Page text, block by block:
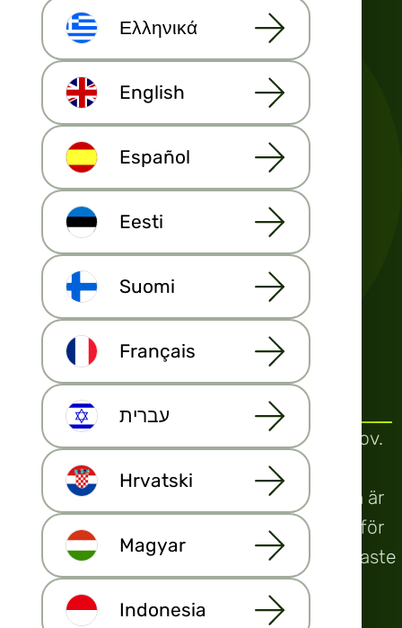
FASTIGHETSFÖRTECKNINGAR
CRM OCH VERKTYG
PROGRAMVARA
Vi har lyssnat på fastighetsbranschens behov.
Och nu svarar vi med en programvara för
fastighetsförmedlare och byggföretag. Den är
utformad för att stödja det dagliga arbetet för
en mäklare eller en utvecklare. Alla de viktigaste
funktionerna för det dagliga arbetet som
fastighetsmäklare finns på en och samma
Ελληνικά
English
Español
Eesti
Suomi
Français
עברית
Hrvatski
Magyar
Indonesia